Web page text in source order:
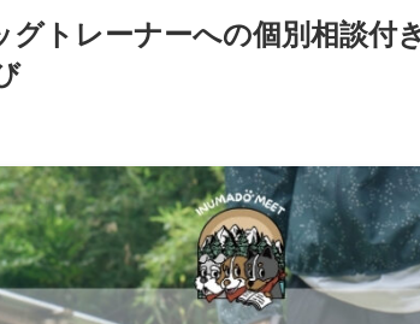
グトレーナーへの個別相談付